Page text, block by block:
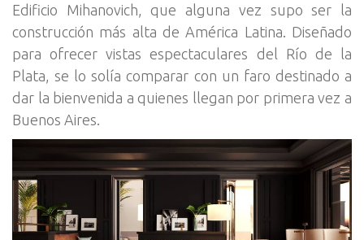
Edificio Mihanovich, que alguna vez supo ser la
construcción más alta de América Latina. Diseñado
para ofrecer vistas espectaculares del Río de la
Plata, se lo solía comparar con un faro destinado a
dar la bienvenida a quienes llegan por primera vez a
Buenos Aires.